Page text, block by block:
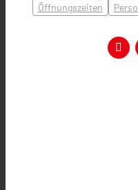
Öffnungszeiten